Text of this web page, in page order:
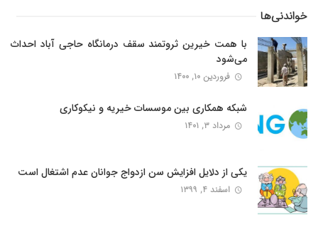
خواندنی‌ها
با همت خیرین ثروتمند سقف درمانگاه حاجی آباد احداث
می‌شود
فروردین ۱۰, ۱۴۰۰
شبکه همکاری بین موسسات خیریه و نیکوکاری
مرداد ۳, ۱۴۰۱
یکی از دلایل افزایش سن ازدواج جوانان عدم اشتغال است
اسفند ۴, ۱۳۹۹